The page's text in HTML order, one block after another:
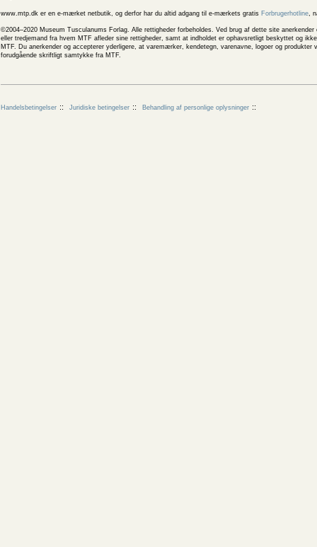
www.mtp.dk er en e-mærket netbutik, og derfor har du altid adgang til e-mærkets gratis Forbrugerhotline,
©2004–2020 Museum Tusculanums Forlag. Alle rettigheder forbeholdes. Ved brug af dette site
eller tredjemand fra hvem MTF afleder sine rettigheder, samt at indholdet er ophavsretligt beskyttet og
MTF. Du anerkender og accepterer yderligere, at varemærker, kendetegn, varenavne, logoer og
forudgående skriftligt samtykke fra MTF.
Handelsbetingelser Juridiske betingelser Behandling af personlige oplysninger